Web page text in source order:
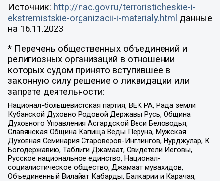
Источник: http://nac.gov.ru/terroristicheskie-i-
ekstremistskie-organizacii-i-materialy.html данные
на 16.11.2023
* Перечень общественных объединений и
религиозных организаций в отношении
которых судом принято вступившее в
законную силу решение о ликвидации или
запрете деятельности:
Национал-большевистская партия, ВЕК РА, Рада земли
Кубанской Духовно Родовой Державы Русь, Община
Духовного Управления Асгардской Веси Беловодья,
Славянская Община Капища Веды Перуна, Мужская
Духовная Семинария Староверов-Инглингов, Нурджулар, К
Богодержавию, Таблиги Джамаат, Свидетели Иеговы,
Русское национальное единство, Национал-
социалистическое общество, Джамаат мувахидов,
Объединенный Вилайат Кабарды, Балкарии и Карачая,